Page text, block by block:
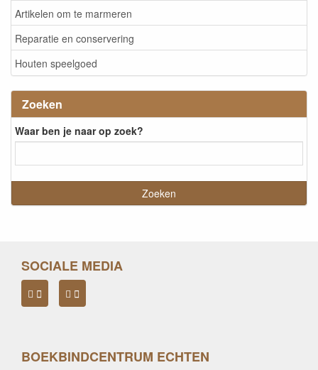
Artikelen om te marmeren
Reparatie en conservering
Houten speelgoed
Zoeken
Waar ben je naar op zoek?
SOCIALE MEDIA
BOEKBINDCENTRUM ECHTEN